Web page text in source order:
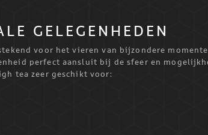
GELEGENHEDEN
voor het vieren van bijzondere
perfect aansluit bij de sfeer en
tea zeer geschikt voor: